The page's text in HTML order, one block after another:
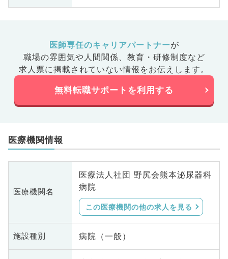
医師専任のキャリアパートナーが
職場の雰囲気や人間関係、 教育・研修制度など
求人票に掲載されていない情報をお伝えします。
無料転職サポートを利用する
医療機関情報
医療機関名
医療法人社団 野尻会熊本泌尿器科
病院
この医療機関の他の求人を見る
施設種別 病院（一般）